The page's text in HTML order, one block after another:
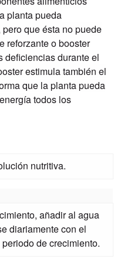
planta pueda
que ésta no puede
reforzante o booster
deficiencias durante el
estimula también el
que la planta pueda
todos los
nutritiva.
añadir al agua
diariamente con el
de crecimiento.